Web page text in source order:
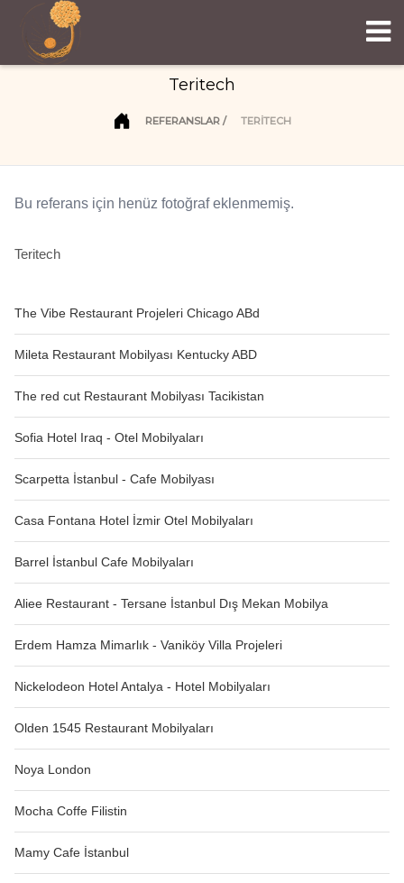
Teritech
REFERANSLAR TERITECH
The Vibe Restaurant Projeleri Chicago ABd
Mileta Restaurant Mobilyası Kentucky ABD
The red cut Restaurant Mobilyası Tacikistan
Sofia Hotel Iraq - Otel Mobilyaları
Scarpetta İstanbul - Cafe Mobilyası
Casa Fontana Hotel İzmir Otel Mobilyaları
Barrel İstanbul Cafe Mobilyaları
Aliee Restaurant - Tersane İstanbul Dış Mekan Mobilya
Erdem Hamza Mimarlık - Vaniköy Villa Projeleri
Nickelodeon Hotel Antalya - Hotel Mobilyaları
Olden 1545 Restaurant Mobilyaları
Noya London
Mocha Coffe Filistin
Mamy Cafe İstanbul
Bu referans için henüz fotoğraf eklenmemiş.
Teritech